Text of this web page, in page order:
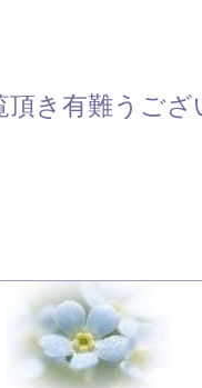
頂き有難うござ